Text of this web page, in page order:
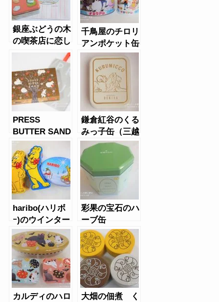
銀座ぶどうの木
の喫茶店に恋し
千鳥屋のチロリ
アンポケット缶
PRESS
BUTTER SAND
のバターサンド
3種詰め合わせ
鎌倉紅谷のくる
みっ子缶（三越
限定）
haribo(ハリボ
ｰ)のウインター
缶
彩果の宝石のハ
ーブ缶
カルディのハロ
大畑の佃煮 く